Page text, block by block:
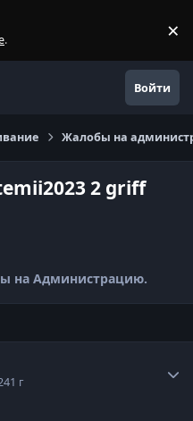
. ×
Войти
Жалобы на
2 griff
на Администрацию.
1 г